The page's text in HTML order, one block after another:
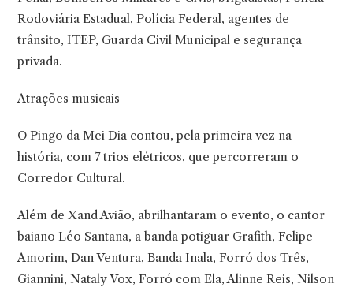
Rodoviária Estadual, Polícia Federal, agentes de
trânsito, ITEP, Guarda Civil Municipal e segurança
privada.
Atrações musicais
O Pingo da Mei Dia contou, pela primeira vez na
história, com 7 trios elétricos, que percorreram o
Corredor Cultural.
Além de Xand Avião, abrilhantaram o evento, o cantor
baiano Léo Santana, a banda potiguar Grafith, Felipe
Amorim, Dan Ventura, Banda Inala, Forró dos Três,
Giannini, Nataly Vox, Forró com Ela, Alinne Reis, Nilson